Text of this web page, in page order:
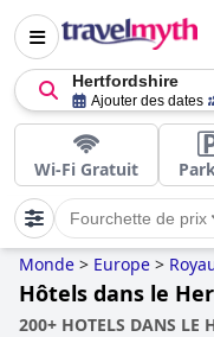
Hertfordshire
Ajouter des dates
Wi-Fi Gratuit
Fourchette de prix
Monde > Europe >
Hôtels dans le
200+ HOTELS DANS LE